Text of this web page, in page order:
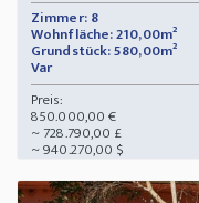
Zimmer: 8
Wohnfläche: 210,00m²
Grundstück: 580,00m²
Var
Preis:
850.000,00 €
~ 728.790,00 £
~ 940.270,00 $